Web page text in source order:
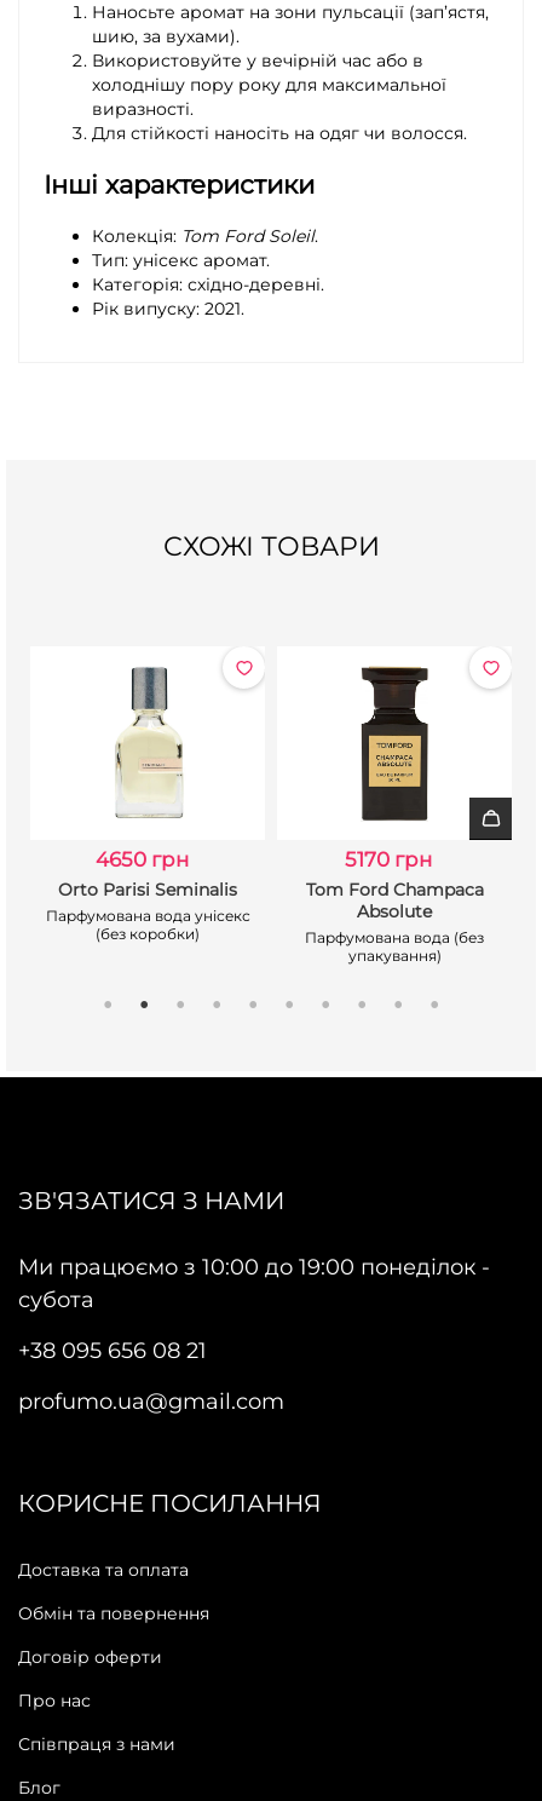
Наносьте аромат на зони пульсації (зап’ястя,
шию, за вухами).
Використовуйте у вечірній час або в
холоднішу пору року для максимальної
виразності.
Для стійкості наносіть на одяг чи волосся.
Інші характеристики
Колекція: Tom Ford Soleil.
Тип: унісекс аромат.
Категорія: східно-деревні.
Рік випуску: 2021.
СХОЖІ ТОВАРИ
4650 грн
Orto Parisi Seminalis
Парфумована вода унісекс
(без коробки)
5170 грн
Tom Ford Champaca
Absolute
Парфумована вода (без
упакування)
ЗВ'ЯЗАТИСЯ З НАМИ
Ми працюємо з 10:00 до 19:00 понеділок -
субота
+38 095 656 08 21
profumo.ua@gmail.com
КОРИСНЕ ПОСИЛАННЯ
Доставка та оплата
Обмін та повернення
Договір оферти
Про нас
Співпраця з нами
Блог